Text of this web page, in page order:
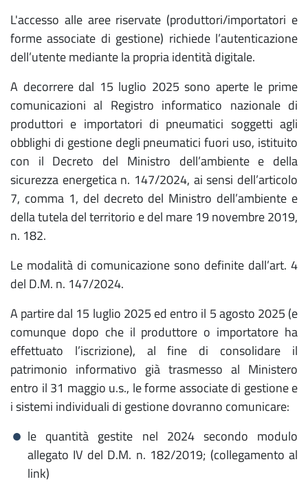
L'accesso alle aree riservate (produttori/importatori e
forme associate di gestione) richiede l’autenticazione
dell’utente mediante la propria identità digitale.
A decorrere dal 15 luglio 2025 sono aperte le prime
comunicazioni al Registro informatico nazionale di
produttori e importatori di pneumatici soggetti agli
obblighi di gestione degli pneumatici fuori uso, istituito
con il Decreto del Ministro dell’ambiente e della
sicurezza energetica n. 147/2024, ai sensi dell’articolo
7, comma 1, del decreto del Ministro dell’ambiente e
della tutela del territorio e del mare 19 novembre 2019,
n. 182.
Le modalità di comunicazione sono definite dall’art. 4
del D.M. n. 147/2024.
A partire dal 15 luglio 2025 ed entro il 5 agosto 2025 (e
comunque dopo che il produttore o importatore ha
effettuato l’iscrizione), al fine di consolidare il
patrimonio informativo già trasmesso al Ministero
entro il 31 maggio u.s., le forme associate di gestione e
i sistemi individuali di gestione dovranno comunicare:
le quantità gestite nel 2024 secondo modulo
allegato IV del D.M. n. 182/2019; (collegamento al
link)